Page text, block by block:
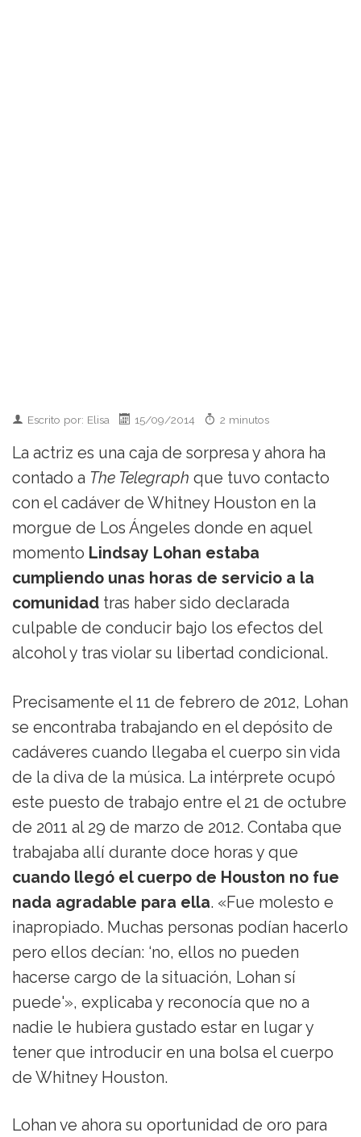
Escrito por: Elisa 15/09/2014 2 minutos
La actriz es una caja de sorpresa y ahora ha
contado a The Telegraph que tuvo contacto
con el cadáver de Whitney Houston en la
morgue de Los Ángeles donde en aquel
momento Lindsay Lohan estaba
cumpliendo unas horas de servicio a la
comunidad tras haber sido declarada
culpable de conducir bajo los efectos del
alcohol y tras violar su libertad condicional.
Precisamente el 11 de febrero de 2012, Lohan
se encontraba trabajando en el depósito de
cadáveres cuando llegaba el cuerpo sin vida
de la diva de la música. La intérprete ocupó
este puesto de trabajo entre el 21 de octubre
de 2011 al 29 de marzo de 2012. Contaba que
trabajaba allí durante doce horas y que
cuando llegó el cuerpo de Houston no fue
nada agradable para ella. «Fue molesto e
inapropiado. Muchas personas podían hacerlo
pero ellos decían: ‘no, ellos no pueden
hacerse cargo de la situación, Lohan sí
puede'», explicaba y reconocía que no a
nadie le hubiera gustado estar en lugar y
tener que introducir en una bolsa el cuerpo
de Whitney Houston.
Lohan ve ahora su oportunidad de oro para